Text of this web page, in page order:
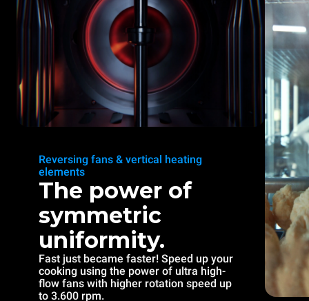
Reversing fans & vertical heating
elements
The power of
symmetric
uniformity.
Fast just became faster! Speed up your
cooking using the power of ultra high-
flow fans with higher rotation speed up
to 3.600 rpm.